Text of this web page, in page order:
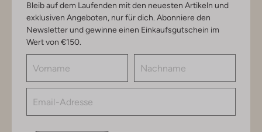
Bleib auf dem Laufenden mit den neuesten Artikeln und
exklusiven Angeboten, nur für dich. Abonniere den
Newsletter und gewinne einen Einkaufsgutschein im
Wert von €150.